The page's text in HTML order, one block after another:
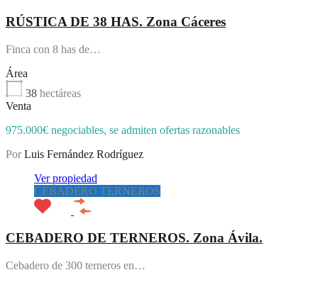
RÚSTICA DE 38 HAS. Zona Cáceres
Finca con 8 has de…
Área
38 hectáreas
Venta
975.000€ negociables, se admiten ofertas razonables
Por Luis Fernández Rodríguez
Ver propiedad
CEBADERO TERNEROS
CEBADERO DE TERNEROS. Zona Ávila.
Cebadero de 300 terneros en…